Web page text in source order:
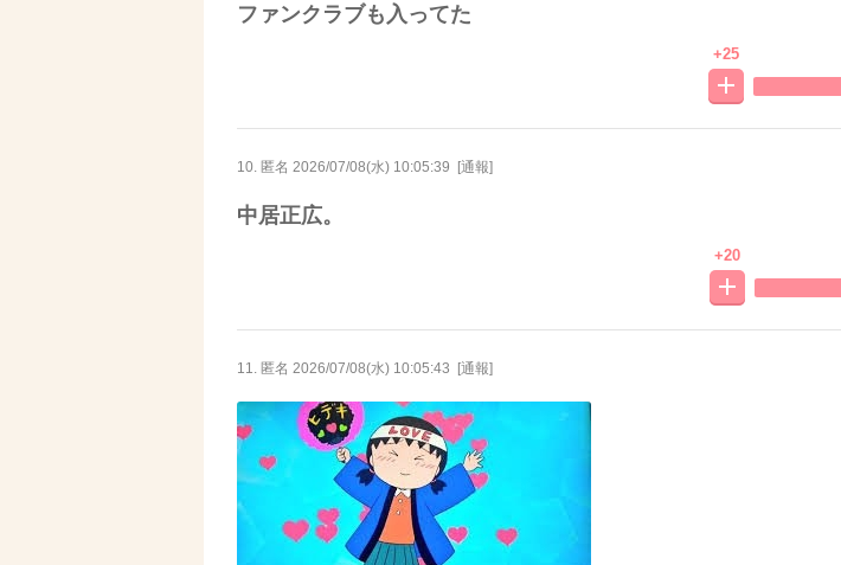
ファンクラブも入ってた
+25
10. 匿名 2026/07/08(水) 10:05:39 [通報]
中居正広。
+20
11. 匿名 2026/07/08(水) 10:05:43 [通報]